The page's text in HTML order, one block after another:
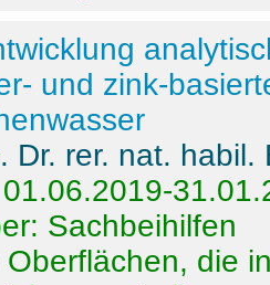
und zink-
Dr. rer. nat.
Sachbeihilfen
Oberflächen, die